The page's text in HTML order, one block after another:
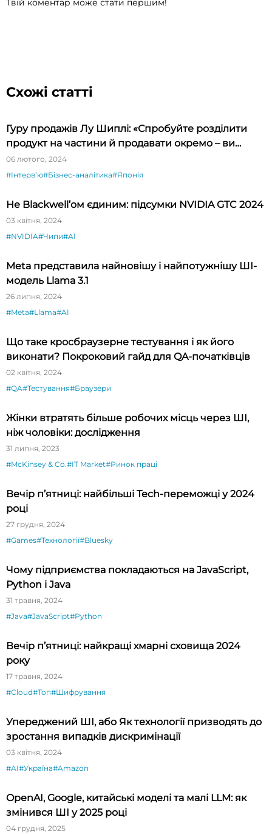
Твій коментар може стати першим!
Схожі статті
Гуру продажів Лу Шиплі: «Спробуйте розділити
продукт на частини й продавати окремо – ви
будете вражені»
06 лютого, 2024
#Інтервʼю#Бізнес-аналітика#Японія
Не Blackwell’ом єдиним: підсумки NVIDIA GTC 2024
03 квітня, 2024
#NVIDIA#Чипи#AI
Meta представила найновішу і найпотужнішу ШІ-
модель Llama 3.1
26 липня, 2024
#Meta#Llama#AI
Що таке кросбраузерне тестування і як його
виконати? Покроковий гайд для QA-початківців
02 квітня, 2024
#QA#Тестування#Браузери
Жінки втратять більше робочих місць через ШІ,
ніж чоловіки: дослідження
31 липня, 2023
#McKinsey & Co.#IT Market#Ринок праці
Вечір п’ятниці: найбільші Tech-переможці у 2024
році
27 грудня, 2024
#Games#Технології#Bluesky
Чому підприємства покладаються на JavaScript,
Python і Java
31 травня, 2024
#Java#JavaScript#Python
Вечір п’ятниці: найкращі хмарні сховища 2024
року
17 травня, 2024
#Cloud#Топ#Шифрування
Упереджений ШІ, або Як технології призводять до
зростання випадків дискримінації
03 квітня, 2024
#AI#Україна#Amazon
OpenAI, Google, китайські моделі та малі LLM: як
змінився ШІ у 2025 році
04 грудня, 2025